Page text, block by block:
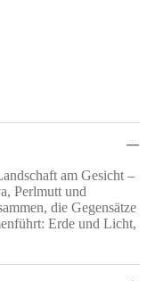
am Gesicht –
Perlmutt und
die Gegensätze
Erde und Licht,